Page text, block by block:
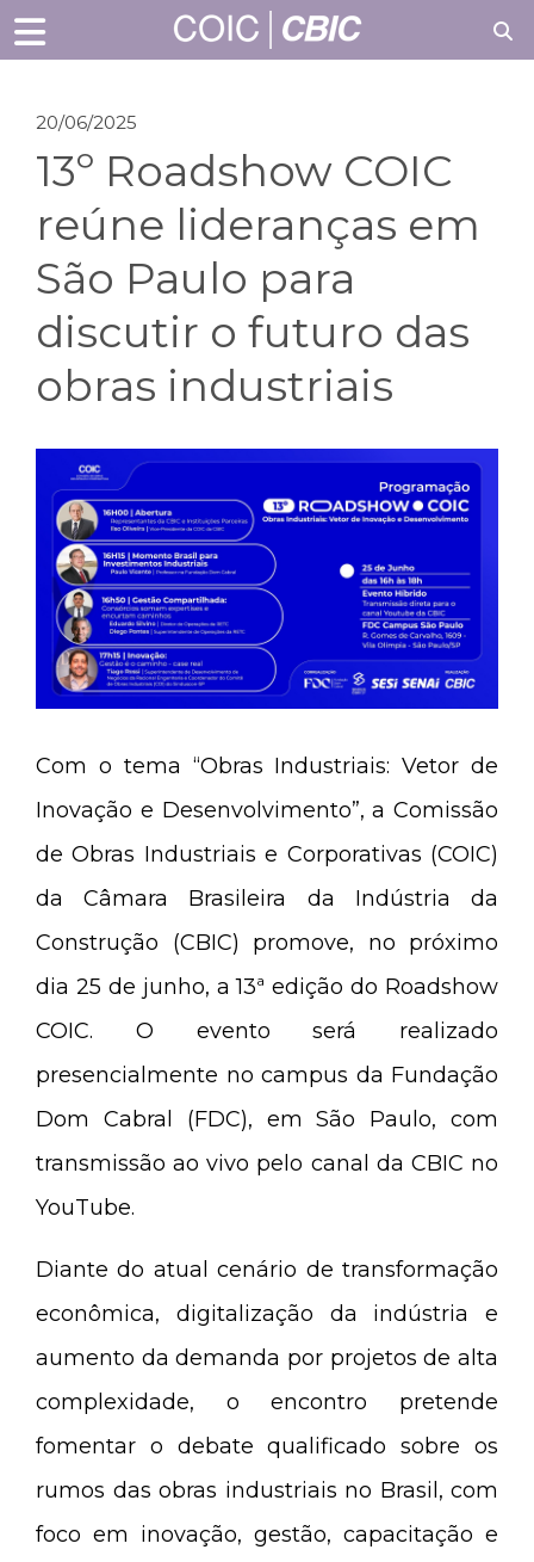
20/06/2025
13º Roadshow COIC
reúne lideranças em
São Paulo para
discutir o futuro das
obras industriais
Com o tema “Obras Industriais: Vetor de
Inovação e Desenvolvimento”, a Comissão
de Obras Industriais e Corporativas (COIC)
da Câmara Brasileira da Indústria da
Construção (CBIC) promove, no próximo
dia 25 de junho, a 13ª edição do Roadshow
COIC. O evento será realizado
presencialmente no campus da Fundação
Dom Cabral (FDC), em São Paulo, com
transmissão ao vivo pelo canal da CBIC no
YouTube.
Diante do atual cenário de transformação
econômica, digitalização da indústria e
aumento da demanda por projetos de alta
complexidade, o encontro pretende
fomentar o debate qualificado sobre os
rumos das obras industriais no Brasil, com
foco em inovação, gestão, capacitação e